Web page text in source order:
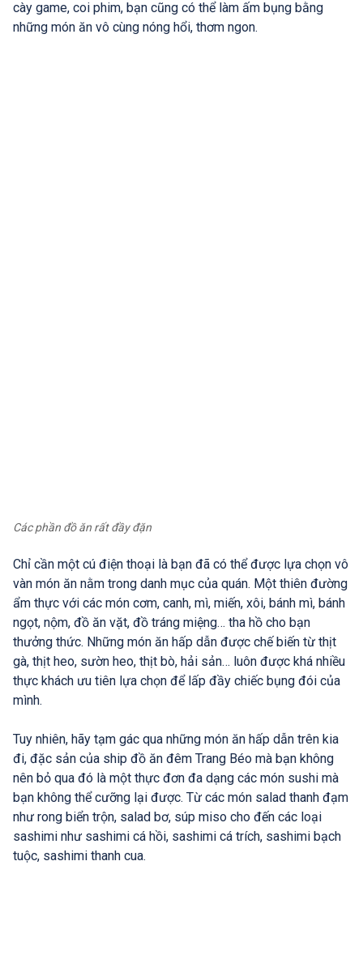
cày game, coi phim, bạn cũng có thể làm ấm bụng bằng
những món ăn vô cùng nóng hổi, thơm ngon.
Các phần đồ ăn rất đầy đặn
Chỉ cần một cú điện thoại là bạn đã có thể được lựa chọn vô
vàn món ăn nằm trong danh mục của quán. Một thiên đường
ẩm thực với các món cơm, canh, mì, miến, xôi, bánh mì, bánh
ngọt, nộm, đồ ăn vặt, đồ tráng miệng… tha hồ cho bạn
thưởng thức. Những món ăn hấp dẫn được chế biến từ thịt
gà, thịt heo, sườn heo, thịt bò, hải sản… luôn được khá nhiều
thực khách ưu tiên lựa chọn để lấp đầy chiếc bụng đói của
mình.
Tuy nhiên, hãy tạm gác qua những món ăn hấp dẫn trên kia
đi, đặc sản của ship đồ ăn đêm Trang Béo mà bạn không
nên bỏ qua đó là một thực đơn đa dạng các món sushi mà
bạn không thể cưỡng lại được. Từ các món salad thanh đạm
như rong biển trộn, salad bơ, súp miso cho đến các loại
sashimi như sashimi cá hồi, sashimi cá trích, sashimi bạch
tuộc, sashimi thanh cua.